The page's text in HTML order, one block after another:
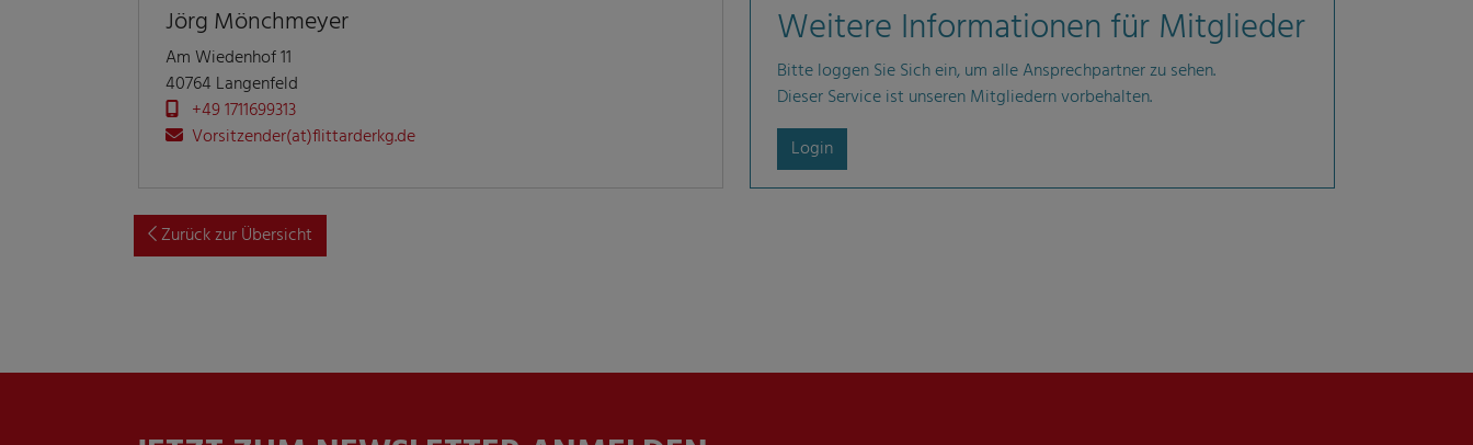
Jörg Mönchmeyer
Am Wiedenhof 11
40764 Langenfeld
+49 1711699313
Vorsitzender(at)flittarderkg.de
Weitere Informationen für Mitglieder
Bitte loggen Sie Sich ein, um alle Ansprechpartner zu sehen.
Dieser Service ist unseren Mitgliedern vorbehalten.
Login
Zurück zur Übersicht